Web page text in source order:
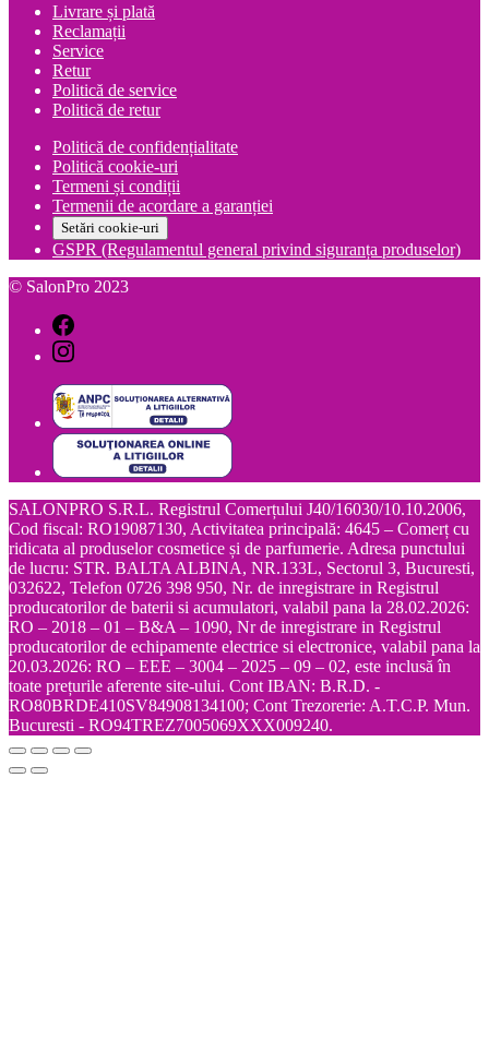
Livrare și plată
Reclamații
Service
Retur
Politică de service
Politică de retur
Politică de confidențialitate
Politică cookie-uri
Termeni și condiții
Termenii de acordare a garanției
Setări cookie-uri
GSPR (Regulamentul general privind siguranța produselor)
© SalonPro 2023
SALONPRO S.R.L. Registrul Comerțului J40/16030/10.10.2006,
Cod fiscal: RO19087130, Activitatea principală: 4645 – Comerț cu
ridicata al produselor cosmetice și de parfumerie. Adresa punctului
de lucru: STR. BALTA ALBINA, NR.133L, Sectorul 3, Bucuresti,
032622, Telefon 0726 398 950, Nr. de inregistrare in Registrul
producatorilor de baterii si acumulatori, valabil pana la 28.02.2026:
RO – 2018 – 01 – B&A – 1090, Nr de inregistrare in Registrul
producatorilor de echipamente electrice si electronice, valabil pana la
20.03.2026: RO – EEE – 3004 – 2025 – 09 – 02, este inclusă în
toate prețurile aferente site-ului. Cont IBAN: B.R.D. -
RO80BRDE410SV84908134100; Cont Trezorerie: A.T.C.P. Mun.
Bucuresti - RO94TREZ7005069XXX009240.